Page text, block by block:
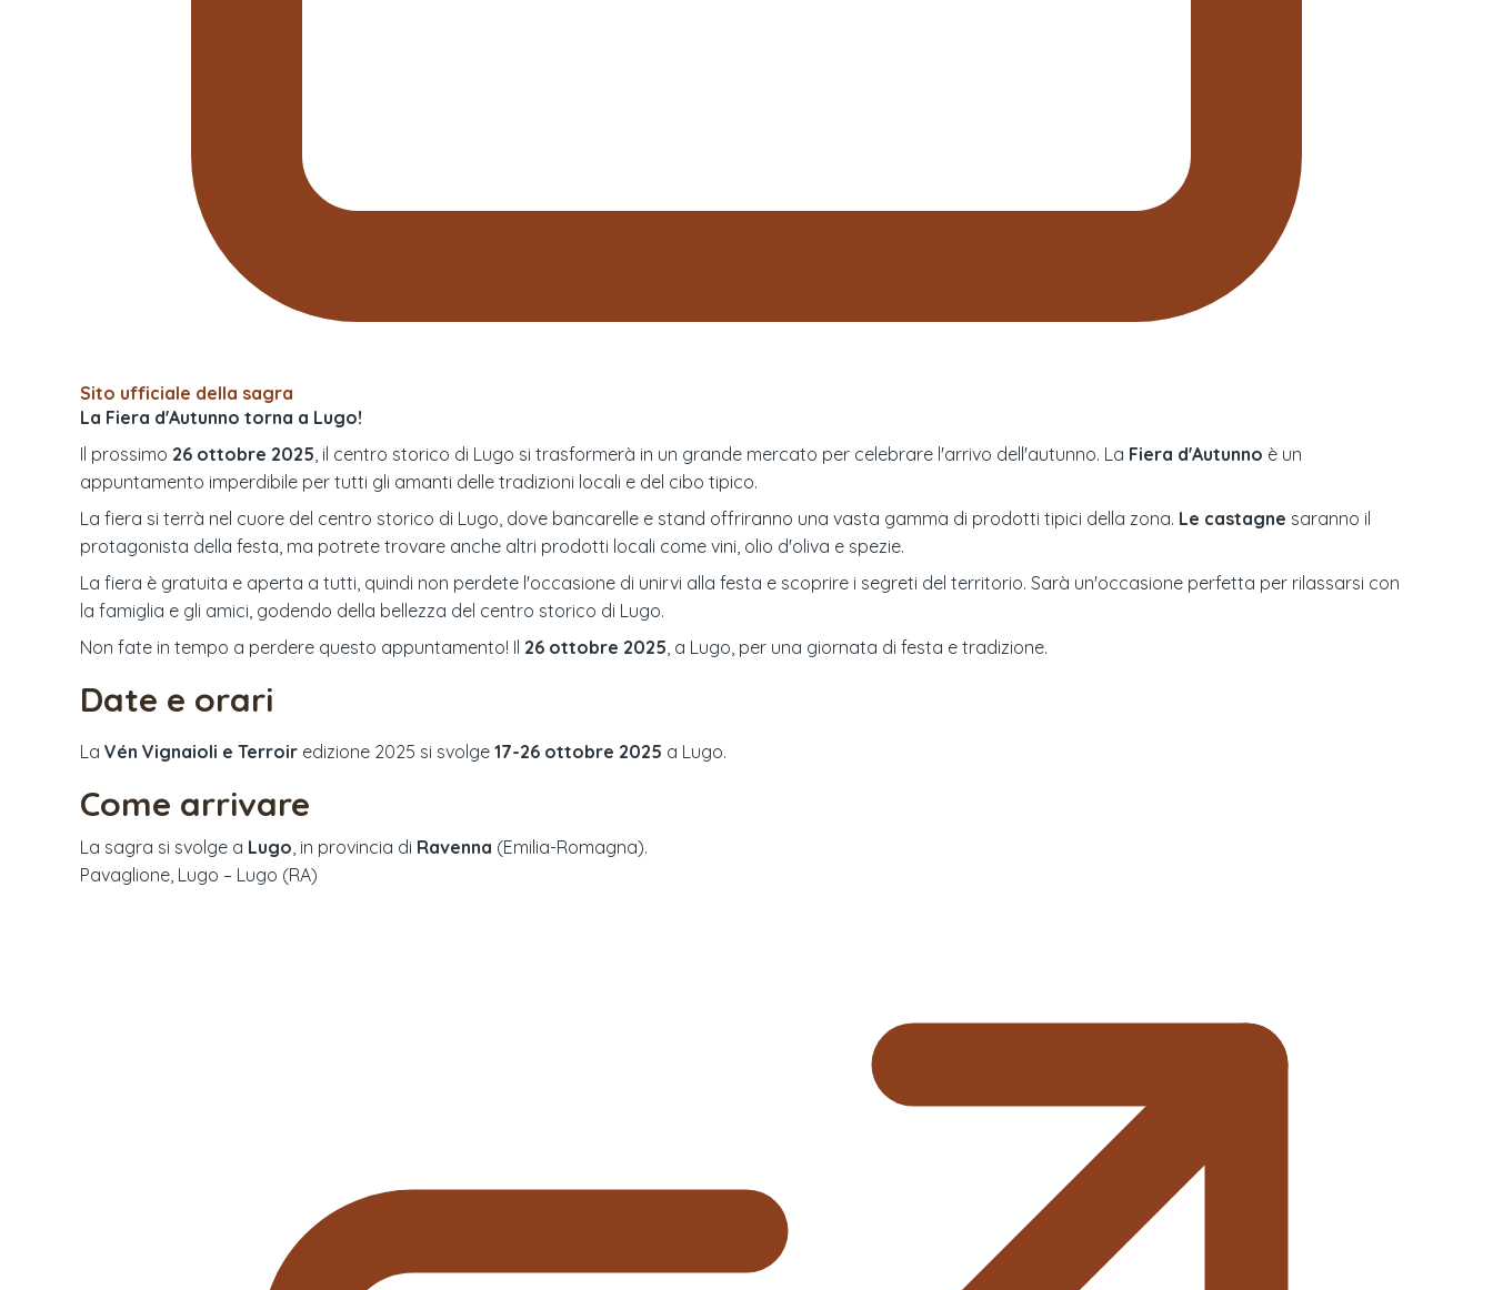
Sito ufficiale della sagra
La Fiera d'Autunno torna a Lugo!
Il prossimo 26 ottobre 2025 , il centro storico di Lugo si trasformerà in un grande mercato per celebrare l'arrivo dell'autunno. La Fiera d'Autunno è un
appuntamento imperdibile per tutti gli amanti delle tradizioni locali e del cibo tipico.
La fiera si terrà nel cuore del centro storico di Lugo, dove bancarelle e stand offriranno una vasta gamma di prodotti tipici della zona. Le castagne saranno il
protagonista della festa, ma potrete trovare anche altri prodotti locali come vini, olio d'oliva e spezie.
La fiera è gratuita e aperta a tutti, quindi non perdete l'occasione di unirvi alla festa e scoprire i segreti del territorio. Sarà un'occasione perfetta per rilassarsi con
la famiglia e gli amici, godendo della bellezza del centro storico di Lugo.
Non fate in tempo a perdere questo appuntamento! Il 26 ottobre 2025 , a Lugo, per una giornata di festa e tradizione.
Date e orari
La Vén Vignaioli e Terroir edizione 2025 si svolge 17-26 ottobre 2025 a Lugo.
Come arrivare
La sagra si svolge a Lugo , in provincia di Ravenna (Emilia-Romagna).
Pavaglione, Lugo – Lugo (RA)